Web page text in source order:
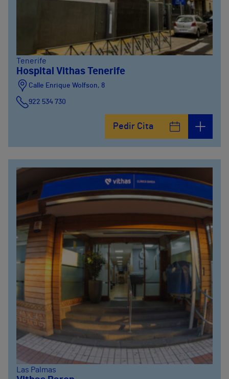
Tenerife
Hospital Vithas Tenerife
Calle Enrique Wolfson, 8
922 534 730
Pedir Cita
Las Palmas